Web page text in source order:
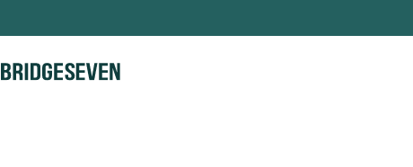
BridgeSeven